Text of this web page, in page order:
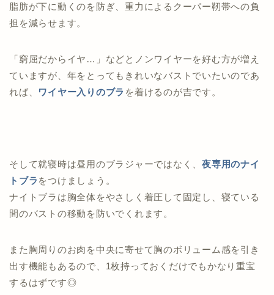
脂肪が下に動くのを防ぎ、重力によるクーパー靭帯への負
担を減らせます。
「窮屈だからイヤ…」などとノンワイヤーを好む方が増え
ていますが、年をとってもきれいなバストでいたいのであ
れば、
ワイヤー入りのブラ を着けるのが吉です。
そして就寝時は昼用のブラジャーではなく、夜専用のナイ
トブラ をつけましょう。
ナイトブラは胸全体をやさしく着圧して固定し、寝ている
間のバストの移動を防いでくれます。
また胸周りのお肉を中央に寄せて胸のボリューム感を引き
出す機能もあるので、1枚持っておくだけでもかなり重宝
するはずです◎